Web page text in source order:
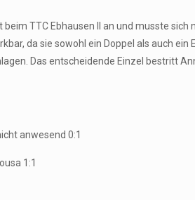
TTC Ebhausen II an und musste sich
da sie sowohl ein Doppel als auch
Das entscheidende Einzel bestritt
anwesend 0:1
1:1